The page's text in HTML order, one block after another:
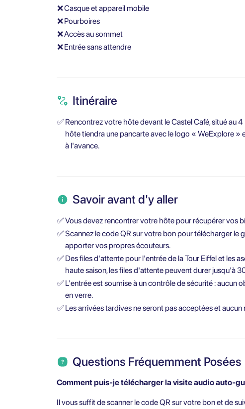
❌Casque et appareil mobile
❌Pourboires
❌Accès au sommet
❌Entrée sans attendre
Itinéraire
✅ Rencontrez votre hôte devant le Castel Café, situé au
hôte tiendra une pancarte avec le logo « WeExplore »
à l'avance.
Savoir avant d'y aller
✅Vous devez rencontrer votre hôte pour récupérer vos
✅Scannez le code QR sur votre bon pour télécharger le
apporter vos propres écouteurs.
✅ Des files d'attente pour l'entrée de la Tour Eiffel et les
haute saison, les files d'attente peuvent durer jusqu'à
✅ L'entrée est soumise à un contrôle de sécurité : aucun
en verre.
✅ Les arrivées tardives ne seront pas acceptées et
Questions Fréquemment Posées
Comment puis-je télécharger la visite audio auto-
Il vous suffit de scanner le code QR sur votre bon et de